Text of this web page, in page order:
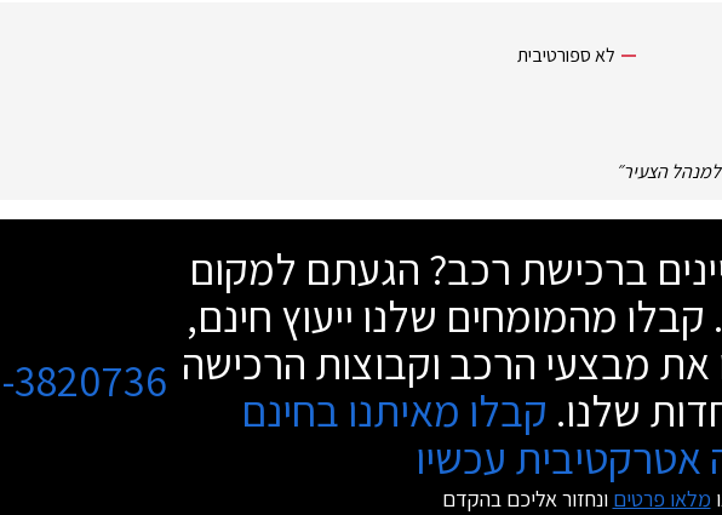
לא ספורטיבית
הצעיר״
ברכישת רכב? הגעתם למקום
קבלו מהמומחים שלנו ייעוץ חינם,
את מבצעי הרכב וקבוצות הרכישה
שלנו. קבלו מאיתנו בחינם
אטרקטיבית עכשיו
מלאו פרטים ונחזור אליכם בהקדם
3820736